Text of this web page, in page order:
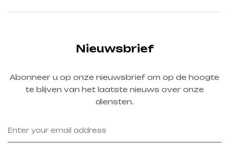
Nieuwsbrief
Abonneer u op onze nieuwsbrief om op de hoogte
te blijven van het laatste nieuws over onze
diensten.